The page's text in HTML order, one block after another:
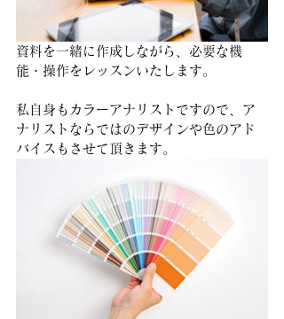
資料を一緒に作成しながら、必要な機
能・操作をレッスンいたします。
私自身もカラーアナリストですので、ア
ナリストならではのデザインや色のアド
バイスもさせて頂きます。